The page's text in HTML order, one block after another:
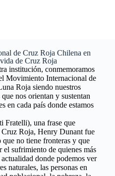
de Cruz Roja Chilena en
de Cruz Roja
institución, conmemoramos
Movimiento Internacional de
Roja siendo nuestros
nos orientan y sustentan
en cada país donde estamos
Fratelli), una frase que
Cruz Roja, Henry Dunant fue
no tiene fronteras y que
el sufrimiento de quienes más
donde podemos ver
naturales, las personas en